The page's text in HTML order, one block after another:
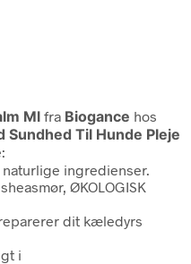
Ml fra Biogance hos
Sundhed Til Hunde Pleje
naturlige ingredienser.
ØKOLOGISK
dit kæledyrs
i